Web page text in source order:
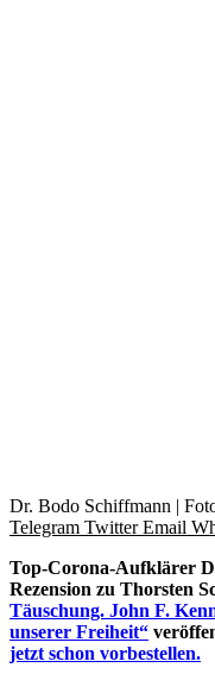
Dr. Bodo Schiffmann |
Telegram Twitter Email
Top-Corona-Aufklärer
Rezension zu Thorsten
Täuschung. John F.
unserer Freiheit“
jetzt schon vorbestellen.